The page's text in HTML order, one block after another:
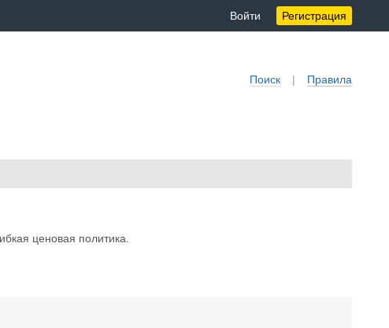
Войти Регистрация
Поиск | Правила
ценовая политика.